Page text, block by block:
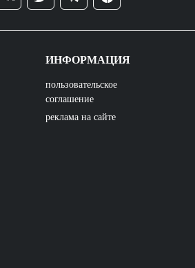
ИНФОРМАЦИЯ
пользовательское
соглашение
реклама на сайте